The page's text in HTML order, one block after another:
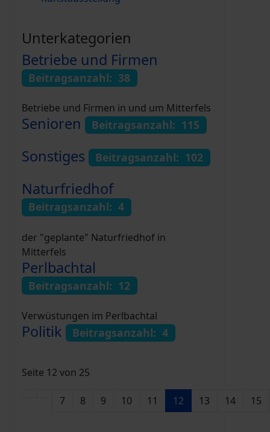
Unterkategorien
Betriebe und Firmen
Beitragsanzahl: 38
Betriebe und Firmen in und um Mitterfels
Senioren Beitragsanzahl: 115
Sonstiges Beitragsanzahl: 102
Naturfriedhof
Beitragsanzahl: 4
der "geplante" Naturfriedhof in
Mitterfels
Perlbachtal
Beitragsanzahl: 12
Verwüstungen im Perlbachtal
Politik Beitragsanzahl: 4
Seite 12 von 25
7 8 9 10 11 12 13 14 15